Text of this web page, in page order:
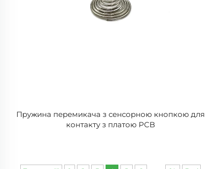
Пружина перемикача з сенсорною кнопкою для
контакту з платою PCB